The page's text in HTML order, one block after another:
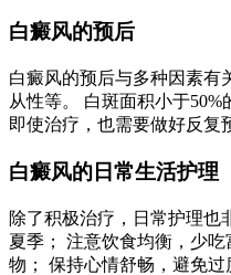
白癜风的预后
白癜风的预后与多种因素有
从性等。 白斑面积小于
即使治疗，也需要做好反复
白癜风的日常生活护理
除了积极治疗，日常护理也
夏季； 注意饮食均衡，少
物； 保持心情舒畅，避免